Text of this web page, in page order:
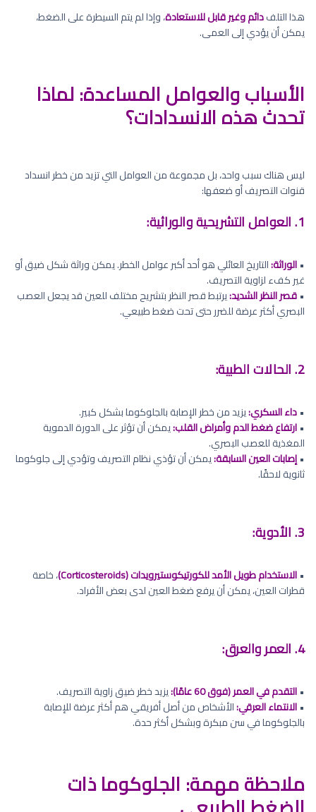
هذا التلفدائم وغير قابل للاستعادة، وإذا لم يتم السيطرة على الضغط،
يمكن أن يؤدي إلى العمى.
الأسباب والعوامل المساعدة: لماذا
تحدث هذه الانسدادات؟
ليس هناك سبب واحد، بل مجموعة من العوامل التي تزيد من خطر انسداد
قنوات التصريف أو ضعفها:
1. العوامل التشريحية والوراثية:
•الوراثة:التاريخ العائلي هو أحد أكبر عوامل الخطر. يمكن وراثة شكل ضيق أو
غير كفء لزاوية التصريف.
•قصر النظر الشديد:يرتبط قصر النظر بتشريح مختلف للعين قد يجعل العصب
البصري أكثر عرضة للضرر حتى تحت ضغط طبيعي.
2. الحالات الطبية:
•داء السكري:يزيد من خطر الإصابة بالجلوكوما بشكل كبير.
•ارتفاع ضغط الدم وأمراض القلب:يمكن أن تؤثر على الدورة الدموية
المغذية للعصب البصري.
•إصابات العين السابقة:يمكن أن تؤذي نظام التصريف وتؤدي إلى جلوكوما
ثانوية لاحقًا.
3. الأدوية:
•الاستخدام طويل الأمد للكورتيكوستيرويدات (Corticosteroids)
، خاصة
قطرات العين، يمكن أن يرفع ضغط العين لدى بعض الأفراد.
4. العمر والعرق:
•التقدم في العمر (فوق 60 عامًا):
يزيد خطر ضيق زاوية التصريف.
•الانتماء العرقي:الأشخاص من أصل أفريقي هم أكثر عرضة للإصابة
بالجلوكوما في سن مبكرة وبشكل أكثر حدة.
ملاحظة مهمة: الجلوكوما ذات